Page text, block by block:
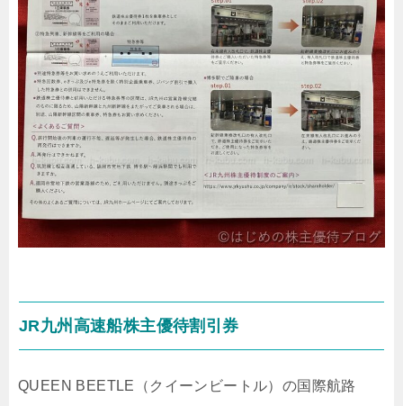
JR九州高速船株主優待割引券
QUEEN BEETLE（クイーンビートル）の国際航路